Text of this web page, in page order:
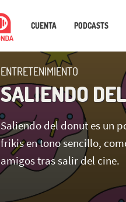
CUENTA PODCASTS
ENTRETENIMIENTO
SALIENDO
Saliendo del donut es un
frikis en tono sencillo,
amigos tras salir del cine.